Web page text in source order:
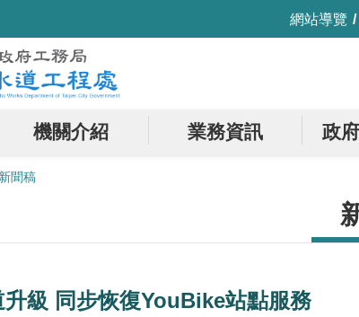
網站導覽
機關介紹 業務資訊 政
新聞稿
級 同步恢復YouBike站點服務